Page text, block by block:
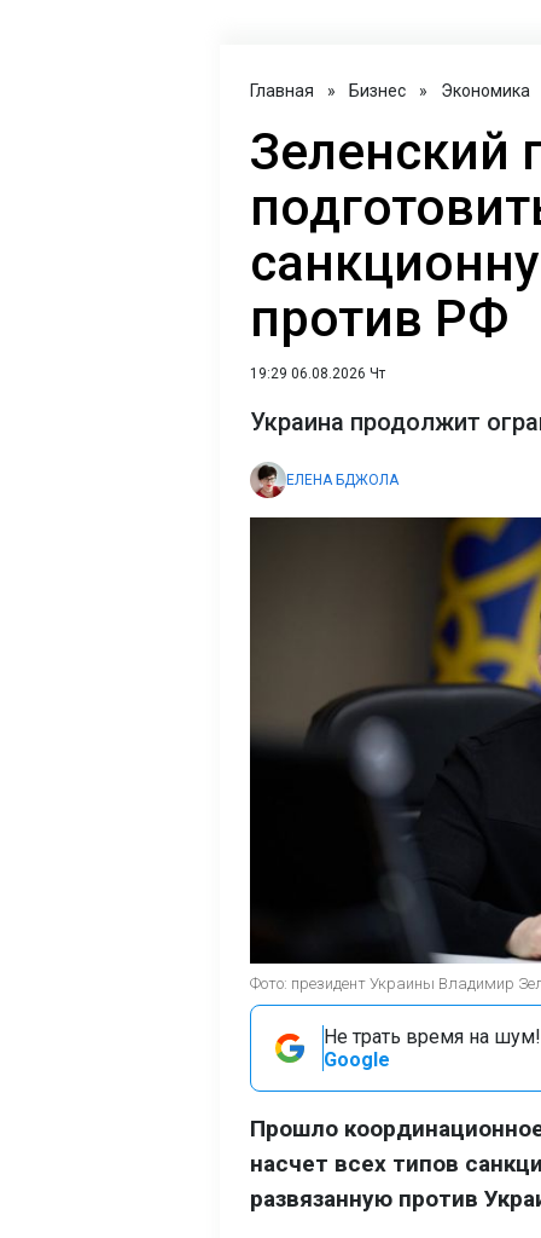
Главная » Бизнес » Экономика
Зеленский
против РФ
19:29 06.08.2026 Чт
Украина продолжит
ЕЛЕНА БДЖОЛА
Фото: президент Украины Владимир
Не трать время на
Google
Прошло
насчет всех типов
развязанную против